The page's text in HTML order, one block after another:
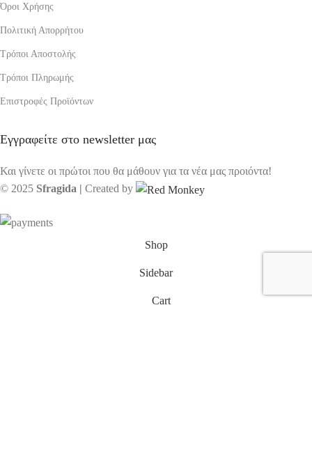
Όροι Χρήσης
Πολιτική Απορρήτου
Τρόποι Αποστολής
Τρόποι Πληρωμής
Επιστροφές Προϊόντων
Εγγραφείτε στο newsletter μας
Και γίνετε οι πρώτοι που θα μάθουν για τα νέα μας προιόντα!
© 2025 Sfragida | Created by
Shop
Sidebar
Cart